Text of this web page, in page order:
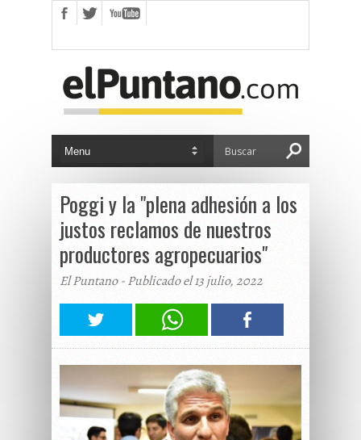
Poggi y la "plena adhesión a los
justos reclamos de nuestros
productores agropecuarios"
El Puntano - Publicado el 13 julio, 2022